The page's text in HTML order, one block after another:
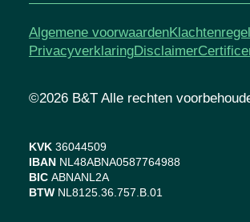
Algemene voorwaarden
PrivacyverklaringDisclaimer
©2026 B&T Alle rechten
KVK 36044509
IBAN NL48ABNA0587764988
BIC ABNANL2A
BTW NL8125.36.757.B.01